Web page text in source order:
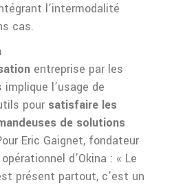
l’intermodalité
cas.
entreprise par les
l’usage de
pour satisfaire les
de solutions
Eric Gaignet, fondateur
d’Okina : « Le
présent partout, c’est un